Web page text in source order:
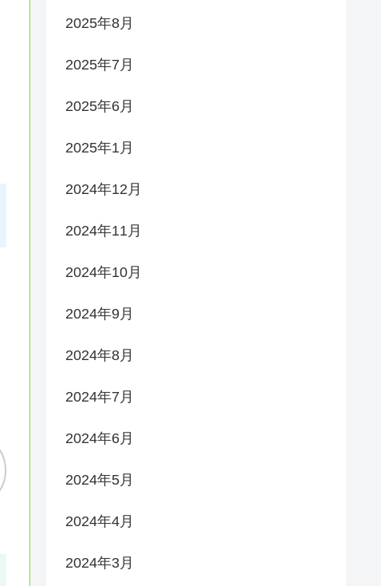
2025年8月
2025年7月
2025年6月
2025年1月
2024年12月
2024年11月
2024年10月
2024年9月
2024年8月
2024年7月
2024年6月
2024年5月
2024年4月
2024年3月